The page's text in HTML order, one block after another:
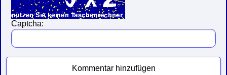
Captcha:
Kommentar hinzufügen